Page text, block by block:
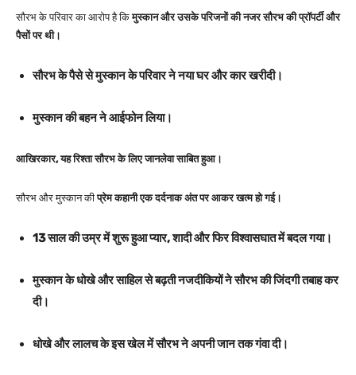
सौरभ के परिवार का आरोप है किमुस्कान और उसके परिजनों की नजर सौरभ की प्रॉपर्टी और
पैसों पर थी।
सौरभ के पैसे से मुस्कान के परिवार ने नया घर और कार खरीदी।
मुस्कान की बहन ने आईफोन लिया।
आखिरकार, यह रिश्ता सौरभ के लिए जानलेवा साबित हुआ।
सौरभ और मुस्कान कीप्रेम कहानी एक दर्दनाक अंत पर आकर खत्म हो गई।
13 साल की उम्र में शुरू हुआ प्यार, शादी और फिर विश्वासघात में बदल गया।
मुस्कान के धोखे और साहिल से बढ़ती नजदीकियों ने सौरभ की जिंदगी तबाह कर
दी।
धोखे और लालच के इस खेल में सौरभ ने अपनी जान तक गंवा दी।